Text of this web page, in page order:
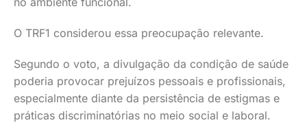
O TRF1 considerou essa preocupação relevante.
Segundo o voto, a divulgação da condição de saúde
poderia provocar prejuízos pessoais e profissionais,
especialmente diante da persistência de estigmas e
práticas discriminatórias no meio social e laboral.